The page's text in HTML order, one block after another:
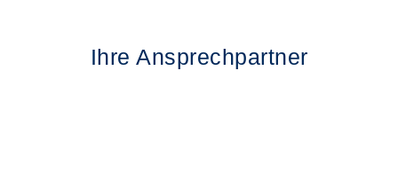
Ihre Ansprechpartner